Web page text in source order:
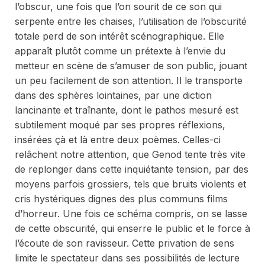
l’obscur, une fois que l’on sourit de ce son qui
serpente entre les chaises, l’utilisation de l’obscurité
totale perd de son intérêt scénographique. Elle
apparaît plutôt comme un prétexte à l’envie du
metteur en scène de s’amuser de son public, jouant
un peu facilement de son attention. Il le transporte
dans des sphères lointaines, par une diction
lancinante et traînante, dont le pathos mesuré est
subtilement moqué par ses propres réflexions,
insérées çà et là entre deux poèmes. Celles-ci
relâchent notre attention, que Genod tente très vite
de replonger dans cette inquiétante tension, par des
moyens parfois grossiers, tels que bruits violents et
cris hystériques dignes des plus communs films
d’horreur. Une fois ce schéma compris, on se lasse
de cette obscurité, qui enserre le public et le force à
l’écoute de son ravisseur. Cette privation de sens
limite le spectateur dans ses possibilités de lecture